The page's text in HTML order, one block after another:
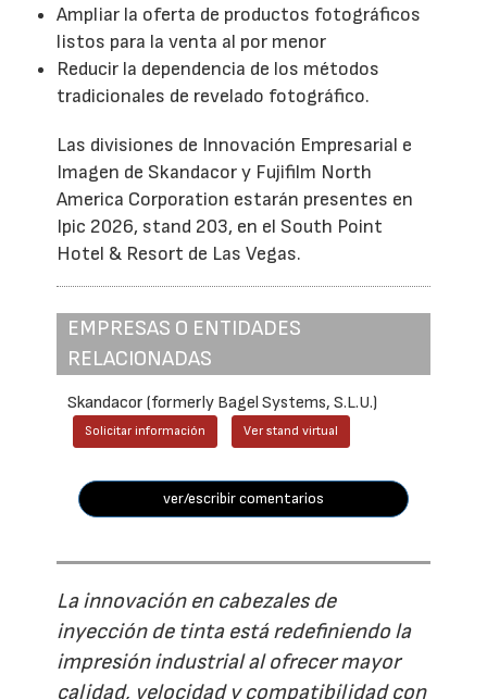
Ampliar la oferta de productos fotográficos
listos para la venta al por menor
Reducir la dependencia de los métodos
tradicionales de revelado fotográfico.
Las divisiones de Innovación Empresarial e
Imagen de Skandacor y Fujifilm North
America Corporation estarán presentes en
Ipic 2026, stand 203, en el South Point
Hotel & Resort de Las Vegas.
EMPRESAS O ENTIDADES
RELACIONADAS
Skandacor (formerly Bagel Systems, S.L.U.)
Solicitar información Ver stand virtual
ver/escribir comentarios
La innovación en cabezales de
inyección de tinta está redefiniendo la
impresión industrial al ofrecer mayor
calidad, velocidad y compatibilidad con